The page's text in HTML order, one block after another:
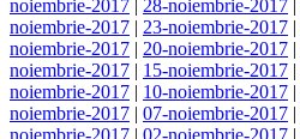
noiembrie-2017 | 28-noiembrie-2017 |
noiembrie-2017 | 23-noiembrie-2017 |
noiembrie-2017 | 20-noiembrie-2017 |
noiembrie-2017 | 15-noiembrie-2017 |
noiembrie-2017 | 10-noiembrie-2017 |
noiembrie-2017 | 07-noiembrie-2017 |